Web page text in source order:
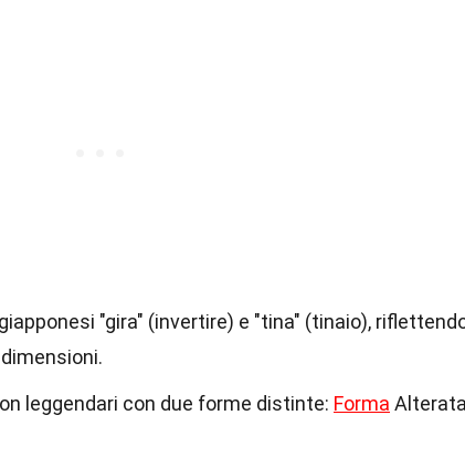
"gira" (invertire) e "tina" (tinaio),
leggendari con due forme distinte: Forma